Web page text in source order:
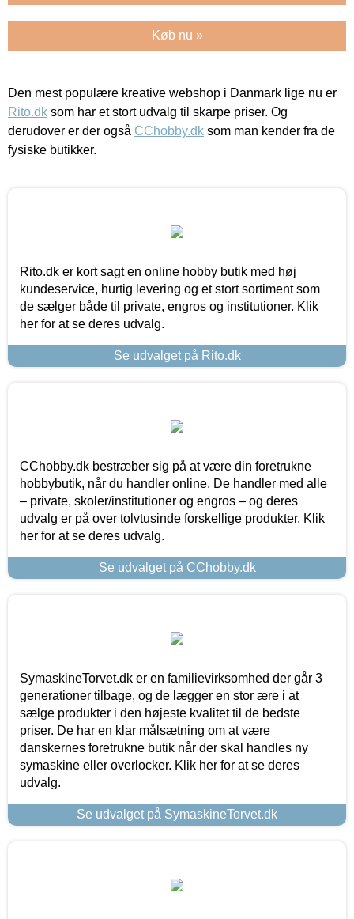
Køb nu »
Den mest populære kreative webshop i Danmark lige nu er
Rito.dk som har et stort udvalg til skarpe priser. Og
derudover er der også CChobby.dk som man kender fra de
fysiske butikker.
Rito.dk er kort sagt en online hobby butik med høj
kundeservice, hurtig levering og et stort sortiment som
de sælger både til private, engros og institutioner. Klik
her for at se deres udvalg.
Se udvalget på Rito.dk
CChobby.dk bestræber sig på at være din foretrukne
hobbybutik, når du handler online. De handler med alle
– private, skoler/institutioner og engros – og deres
udvalg er på over tolvtusinde forskellige produkter. Klik
her for at se deres udvalg.
Se udvalget på CChobby.dk
SymaskineTorvet.dk er en familievirksomhed der går 3
generationer tilbage, og de lægger en stor ære i at
sælge produkter i den højeste kvalitet til de bedste
priser. De har en klar målsætning om at være
danskernes foretrukne butik når der skal handles ny
symaskine eller overlocker. Klik her for at se deres
udvalg.
Se udvalget på SymaskineTorvet.dk